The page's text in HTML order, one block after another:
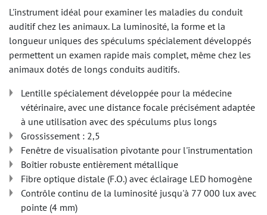
L'instrument idéal pour examiner les maladies du conduit
auditif chez les animaux. La luminosité, la forme et la
longueur uniques des spéculums spécialement développés
permettent un examen rapide mais complet, même chez les
animaux dotés de longs conduits auditifs.
Lentille spécialement développée pour la médecine
vétérinaire, avec une distance focale précisément adaptée
à une utilisation avec des spéculums plus longs
Grossissement : 2,5
Fenêtre de visualisation pivotante pour l'instrumentation
Boîtier robuste entièrement métallique
Fibre optique distale (F.O.) avec éclairage LED homogène
Contrôle continu de la luminosité jusqu'à 77 000 lux avec
pointe (4 mm)